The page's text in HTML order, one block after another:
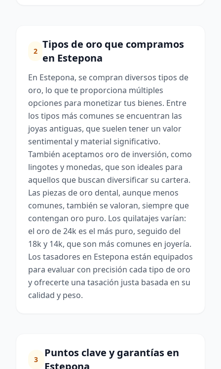
2
Tipos de oro que compramos
en Estepona
En Estepona, se compran diversos tipos de
oro, lo que te proporciona múltiples
opciones para monetizar tus bienes. Entre
los tipos más comunes se encuentran las
joyas antiguas, que suelen tener un valor
sentimental y material significativo.
También aceptamos oro de inversión, como
lingotes y monedas, que son ideales para
aquellos que buscan diversificar su cartera.
Las piezas de oro dental, aunque menos
comunes, también se valoran, siempre que
contengan oro puro. Los quilatajes varían:
el oro de 24k es el más puro, seguido del
18k y 14k, que son más comunes en joyería.
Los tasadores en Estepona están equipados
para evaluar con precisión cada tipo de oro
y ofrecerte una tasación justa basada en su
calidad y peso.
3
Puntos clave y garantías en
Estepona